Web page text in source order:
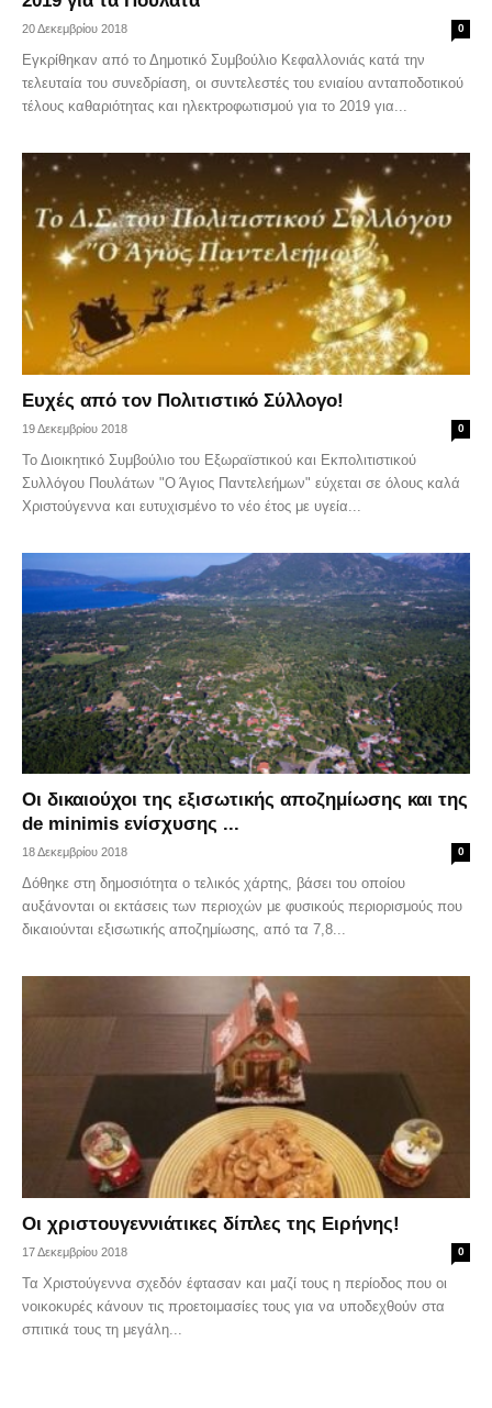
20 Δεκεμβρίου 2018 0
Εγκρίθηκαν από το Δημοτικό Συμβούλιο Κεφαλλονιάς κατά την
τελευταία του συνεδρίαση, οι συντελεστές του ενιαίου ανταποδοτικού
τέλους καθαριότητας και ηλεκτροφωτισμού για το 2019 για...
Ευχές από τον Πολιτιστικό Σύλλογο!
19 Δεκεμβρίου 2018 0
Το Διοικητικό Συμβούλιο του Εξωραϊστικού και Εκπολιτιστικού
Συλλόγου Πουλάτων "Ο Άγιος Παντελεήμων" εύχεται σε όλους καλά
Χριστούγεννα και ευτυχισμένο το νέο έτος με υγεία...
Οι δικαιούχοι της εξισωτικής αποζημίωσης και της
de minimis ενίσχυσης ...
18 Δεκεμβρίου 2018 0
Δόθηκε στη δημοσιότητα ο τελικός χάρτης, βάσει του οποίου
αυξάνονται οι εκτάσεις των περιοχών με φυσικούς περιορισμούς που
δικαιούνται εξισωτικής αποζημίωσης, από τα 7,8...
Οι χριστουγεννιάτικες δίπλες της Ειρήνης!
17 Δεκεμβρίου 2018 0
Τα Χριστούγεννα σχεδόν έφτασαν και μαζί τους η περίοδος που οι
νοικοκυρές κάνουν τις προετοιμασίες τους για να υποδεχθούν στα
σπιτικά τους τη μεγάλη...